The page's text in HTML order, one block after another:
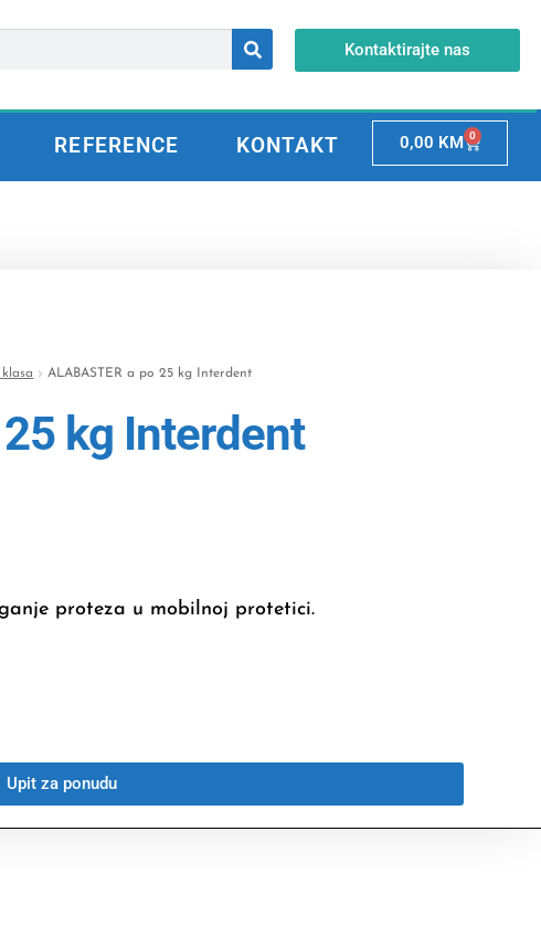
Kontaktirajte nas
REFERENCE KONTAKT 0,00 KM 0
ALABASTER a po 25 kg Interdent
kg Interdent
proteza u mobilnoj protetici.
Upit za ponudu